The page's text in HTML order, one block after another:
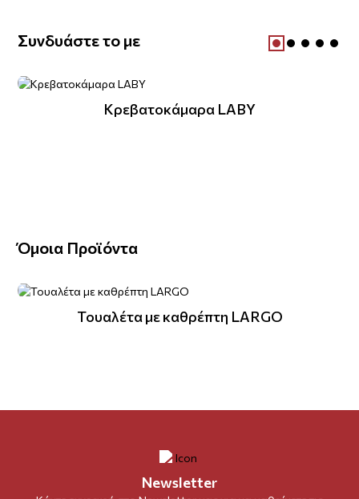
Συνδυάστε το με
Κρεβατοκάμαρα LABY
Όμοια Προϊόντα
Τουαλέτα με καθρέπτη LARGO
Newsletter